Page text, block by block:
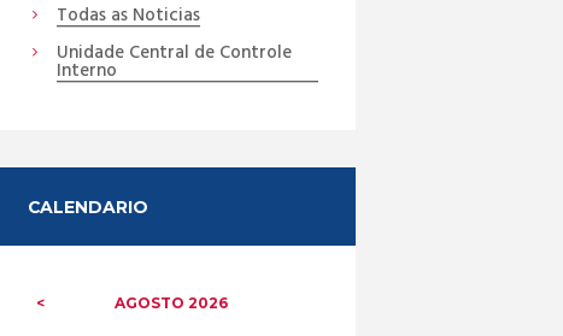
Todas as Noticias
Unidade Central de Controle
Interno
CALENDARIO
AGOSTO2026